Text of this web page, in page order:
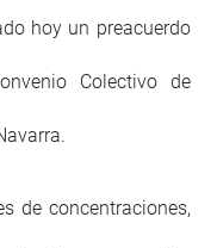
hoy un preacuerdo
Colectivo de
de concentraciones,